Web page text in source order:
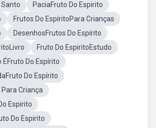
Santo
PaciaFruto Do Espirito
Frutos Do EspíritoPara Crianças
DesenhosFrutos Do Espírito
Fruto Do EspiritoEstudo
ÉFruto Do Espírito
Do Espírito
Criança
Espirito
Do Espirito